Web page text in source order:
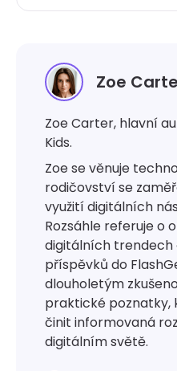
Zoe
Zoe Carter, hlavní
Kids.
Zoe se věnuje
rodičovství se
využití digitálních
Rozsáhle referuje o
digitálních
příspěvků do
dlouholetým
praktické
činit informovaná
digitálním světě.